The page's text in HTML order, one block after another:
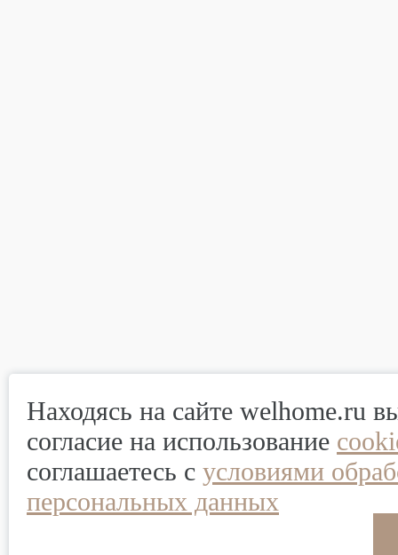
Находясь на сайте welhome.ru
согласие на использование
соглашаетесь с условиями
персональных данных